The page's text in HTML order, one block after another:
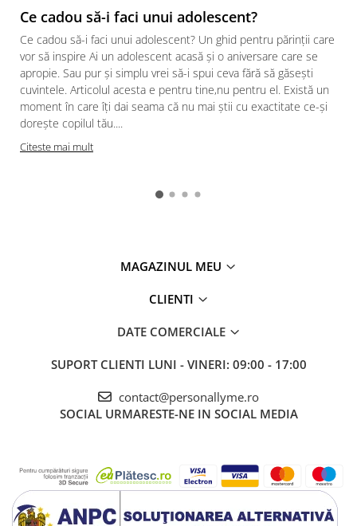
Ce cadou să-i faci unui adolescent?
Ce cadou să-i faci unui adolescent? Un ghid pentru părinții care
vor să inspire Ai un adolescent acasă și o aniversare care se
apropie. Sau pur și simplu vrei să-i spui ceva fără să găsești
cuvintele. Articolul acesta e pentru tine,nu pentru el. Există un
moment în care îți dai seama că nu mai știi cu exactitate ce-și
dorește copilul tău....
Citeste mai mult
MAGAZINUL MEU
CLIENTI
DATE COMERCIALE
SUPORT CLIENTI LUNI - VINERI: 09:00 - 17:00
contact@personallyme.ro
SOCIAL URMARESTE-NE IN SOCIAL MEDIA